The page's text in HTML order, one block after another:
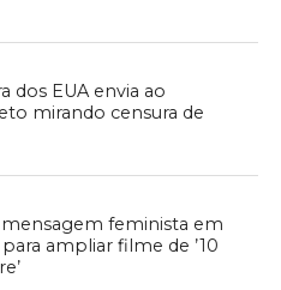
dos EUA envia ao
mirando censura de
feminista em
para ampliar filme de ’10